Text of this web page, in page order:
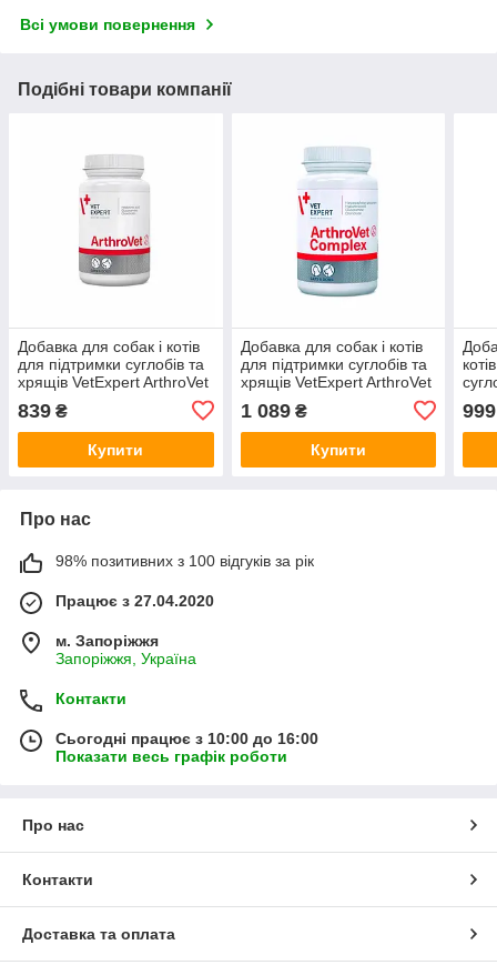
Всі умови повернення
Подібні товари компанії
Добавка для собак і котів
для підтримки суглобів та
хрящів VetExpert ArthroVet
839 ₴
Купити
Добавка для собак і котів
для підтримки суглобів та
хрящів VetExpert ArthroVet
Комплекс)
1 089₴
Купити
999
Про нас
98% позитивних з 100 відгуків за рік
Працює з 27.04.2020
м. Запоріжжя
Запоріжжя, Україна
Контакти
Сьогодні працює з 10:00 до 16:00
Показати весь графік роботи
Про нас
Контакти
Доставка та оплата